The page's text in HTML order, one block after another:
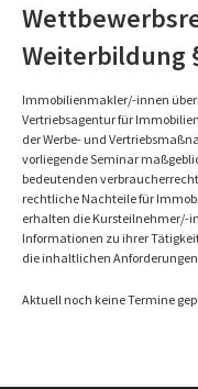
Weiterbildung
Immobilienmakler/-innen
Vertriebsagentur für
der Werbe- und
vorliegende Seminar
bedeutenden
rechtliche Nachteile für
erhalten die Kursteilnehmer/-
Informationen zu ihrer
die inhaltlichen Anforderungen
Aktuell noch keine Termine